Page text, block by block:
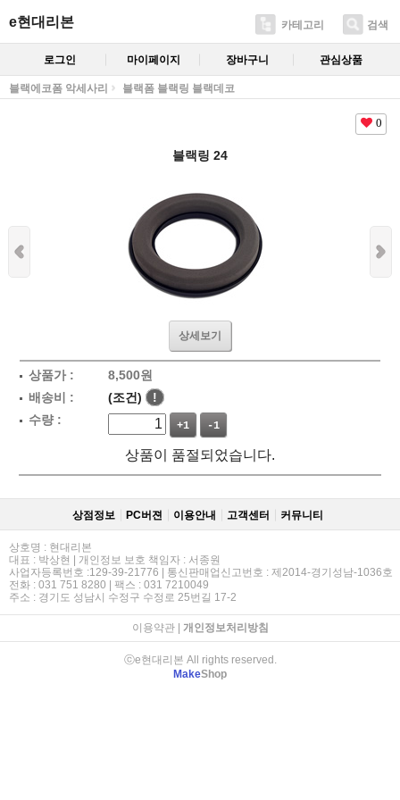
e현대리본 카테고리 검색
로그인 마이페이지 장바구니 관심상품
블랙에코폼 악세사리 블랙폼 블랙링 블랙데코
0
블랙링 24
상세보기
상품가 : 8,500원
배송비 :
(조건)
!
수량 :
+1 -1
상품이 품절되었습니다.
상점정보 PC버젼 이용안내 고객센터 커뮤니티
상호명 : 현대리본
대표 : 박상현 | 개인정보 보호 책임자 : 서종원
사업자등록번호 :129-39-21776 | 통신판매업신고번호 : 제2014-경기성남-1036호
전화 : 031 751 8280 | 팩스 : 031 7210049
주소 : 경기도 성남시 수정구 수정로 25번길 17-2
이용약관| 개인정보처리방침
ⓒe현대리본 All rights reserved.
MakeShop